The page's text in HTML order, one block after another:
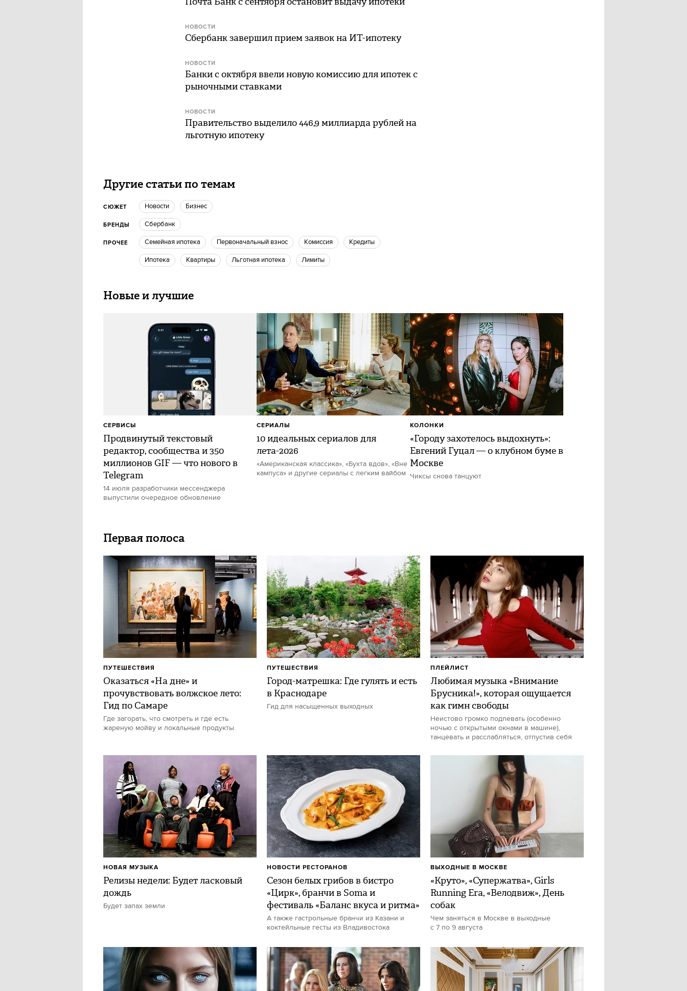
НОВОСТИ
Сбербанк завершил прием заявок на ИТ-ипотеку
НОВОСТИ
Банки с октября ввели новую комиссию для ипотек с
рыночными ставками
НОВОСТИ
Правительство выделило 446,9 миллиарда рублей на
льготную ипотеку
Другие статьи по темам
СЮЖЕТ новости бизнес
БРЕНДЫ Сбербанк
ПРОЧЕЕ Семейная ипотека первоначальный взнос Комиссия Кредиты
ипотека квартиры Льготная ипотека лимиты
Новые и лучшие
Продвинутый текстовый
редактор, сообщества и 350
миллионов GIF — что нового в
Telegram
14 июля разработчики мессенджера
выпустили очередное обновление
СЕРВИСЫ
10 идеальных сериалов для
лета-2026
«Американская классика», «Бухта вдов», «Вне
кампуса» и другие сериалы с легким вайбом
СЕРИАЛЫ
«Городу захотелось выдохнуть»:
Евгений Гуцал — о клубном буме в
Москве
Чиксы снова танцуют
КОЛОНКИ
Первая полоса
Оказаться «На дне» и
прочувствовать волжское лето:
Гид по Самаре
Где загорать, что смотреть и где есть
жареную мойву и локальные продукты
ПУТЕШЕСТВИЯ
Город-матрешка: Где гулять и есть
в Краснодаре
Гид для насыщенных выходных
ПУТЕШЕСТВИЯ
Любимая музыка «Внимание
Брусника!», которая ощущается
как гимн свободы
Неистово громко подпевать (особенно
ночью с открытыми окнами в машине),
танцевать и расслабляться, отпустив себя
ПЛЕЙЛИСТ
Релизы недели: Будет ласковый
дождь
Будет запах земли
НОВАЯ МУЗЫКА
Сезон белых грибов в бистро
«Цирк», бранчи в Soma и
фестиваль «Баланс вкуса и ритма»
А также гастрольные бранчи из Казани и
коктейльные гесты из Владивостока
НОВОСТИ РЕСТОРАНОВ
«Круто», «Супержатва», Girls
Running Era, «Велодвиж», День
собак
Чем заняться в Москве в выходные
с 7 по 9 августа
ВЫХОДНЫЕ В МОСКВЕ